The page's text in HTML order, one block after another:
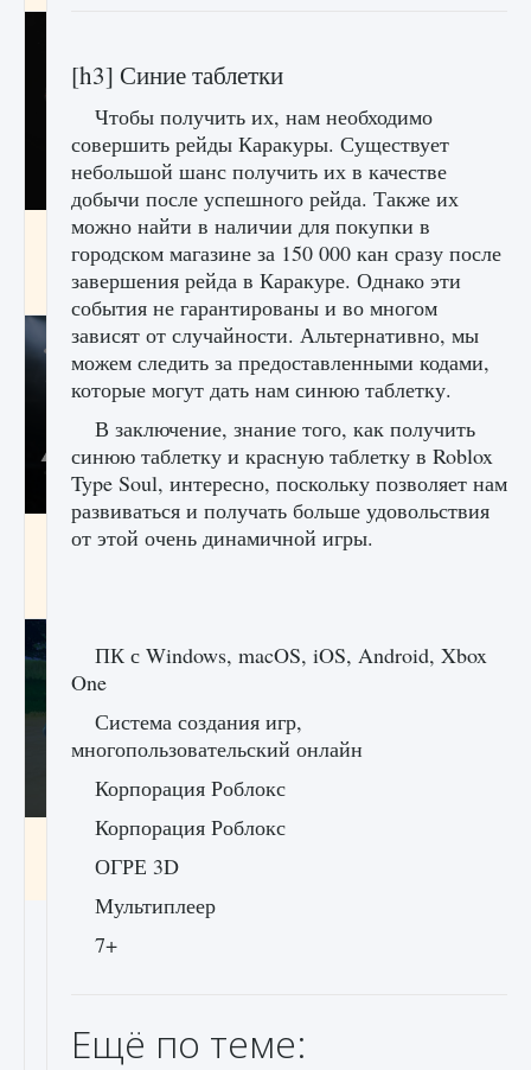
Как разблокировать чертеж счастливого
оружия в MW3 и Warzone
9 августа 2024 1 151 0 0
Все новые функции Ultimate Team в EA FC
Как включить чат в Fortnite
9 августа 2024
[h3] Синие таблетки
Чтобы получить их, нам необходимо
совершить рейды Каракуры. Существует
небольшой шанс получить их в качестве
добычи после успешного рейда. Также их
можно найти в наличии для покупки в
городском магазине за 150 000 кан сразу после
завершения рейда в Каракуре. Однако эти
события не гарантированы и во многом
зависят от случайности. Альтернативно, мы
можем следить за предоставленными кодами,
которые могут дать нам синюю таблетку.
В заключение, знание того, как получить
синюю таблетку и красную таблетку в Roblox
Type Soul, интересно, поскольку позволяет нам
развиваться и получать больше удовольствия
от этой очень динамичной игры.
ПК с Windows, macOS, iOS, Android, Xbox
One
Система создания игр,
многопользовательский онлайн
Корпорация Роблокс
Корпорация Роблокс
ОГРЕ 3D
Мультиплеер
7+
Ещё по теме: